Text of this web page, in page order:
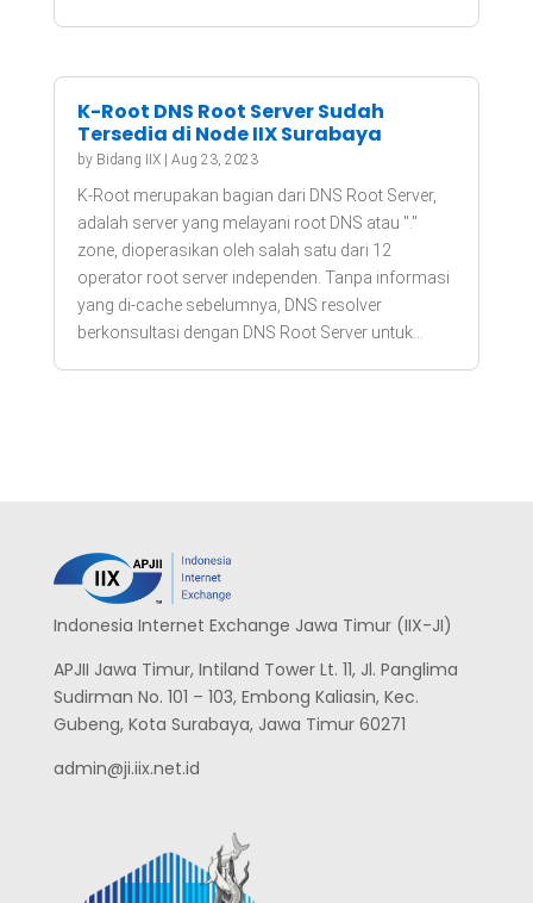
K-Root DNS Root Server Sudah
Tersedia di Node IIX Surabaya
by Bidang IIX| Aug 23, 2023
K-Root merupakan bagian dari DNS Root Server,
adalah server yang melayani root DNS atau "."
zone, dioperasikan oleh salah satu dari 12
operator root server independen. Tanpa informasi
yang di-cache sebelumnya, DNS resolver
berkonsultasi dengan DNS Root Server untuk...
Indonesia Internet Exchange Jawa Timur (IIX-JI)
APJII Jawa Timur, Intiland Tower Lt. 11, Jl. Panglima
Sudirman No. 101 – 103, Embong Kaliasin, Kec.
Gubeng, Kota Surabaya, Jawa Timur 60271
admin@ji.iix.net.id